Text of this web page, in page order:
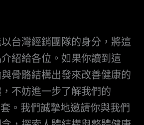
台灣經銷團隊的身分，將這
紹給各位。如果你讀到這
骨骼結構出發來改善健康的
不妨進一步了解我們的
。我們誠摯地邀請你與我們